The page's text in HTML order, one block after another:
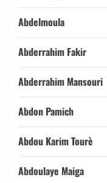
Abdelmoula
Abderrahim Fakir
Abderrahim Mansouri
Abdon Pamich
Abdou Karim Tourè
Abdoulaye Maiga